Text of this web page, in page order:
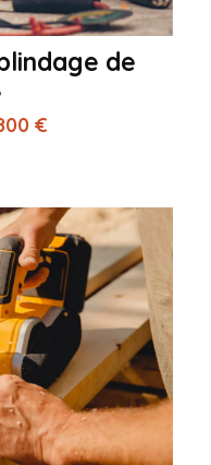
de
€